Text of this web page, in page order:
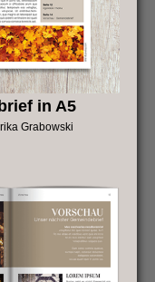
in A5
Grabowski